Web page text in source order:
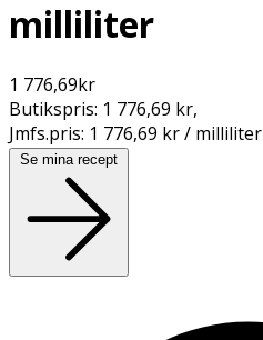
milliliter
1 776,69kr
Butikspris: 1 776,69 kr,
Jmfs.pris: 1 776,69 kr / milliliter
Se mina recept